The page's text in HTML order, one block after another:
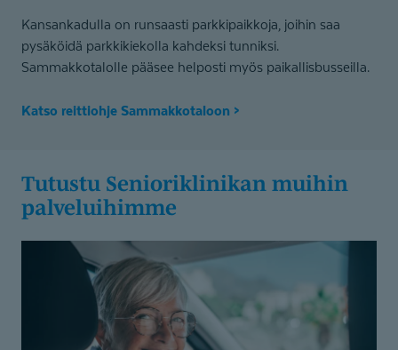
Kansankadulla on runsaasti parkkipaikkoja, joihin saa
pysäköidä parkkikiekolla kahdeksi tunniksi.
Sammakkotalolle pääsee helposti myös paikallisbusseilla.
Katso reittiohje Sammakkotaloon >
Tutustu Senioriklinikan muihin
palveluihimme